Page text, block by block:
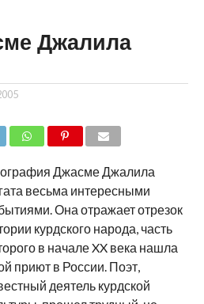
Джалила
Джасме Джалила
весьма интересными
Она отражает отрезок
курдского народа, часть
в начале XX века нашла
приют в России. Поэт,
деятель курдской